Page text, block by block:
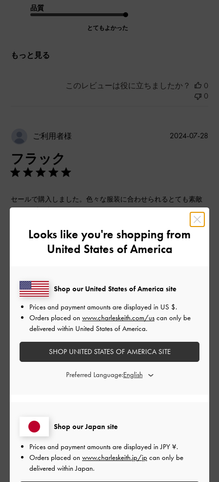
品質
とてもよかった
もっと見る
このレビューは役に立ちましたか？
0
0
ご利用者様
フラック
セールで購入しました。色々な服装に合わせられるとても素敵
なバッグです。
サイズ: その他（シューズ以外） カラー:
ブラック系
デザイン
品質
とてもよかった
もっと見る
公
2024-07-28
このレビューは役に立ちましたか？
おすすめ
Looks like you're shopping from
United States of America
Shop our Japan site
Prices and payment amounts are displayed inJPY ¥.
Orders placed on www.charleskeith.jp/jp can only be
delivered within Japan.
Shop our United States of America site
Prices and payment amounts are displayed in US $.
Orders placed on www.charleskeith.com/us can only be
delivered within United States of America.
SHOP UNITED STATES OF AMERICA SITE
Preferred Language: